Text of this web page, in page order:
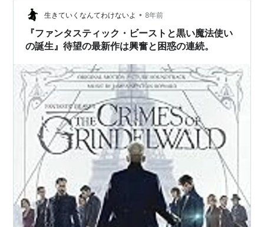
リーは強くひ…
生きていくなんてわけないよ • 8年前
『ファンタスティック・ビーストと黒い魔法使い
の誕生』待望の最新作は興奮と困惑の連続。